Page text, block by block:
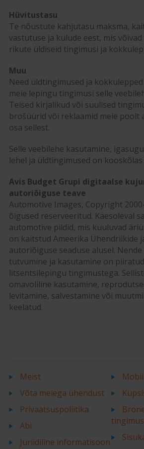
Hüvitustasu
Te nõustute kahjutasu maksma,
vastutuse ja kulude eest, mis
rikute üldiseid tingimusi ja
Muu
Need üldtingimused ja
meie lepingu tingimusi selle
Teised kirjalikud või suulised
brošüürid või reklaamid meie poolt
osa sellest.
Selle veebilehe kasutamine,
lehel ja üldtingimused on kooskõlas
Avis Budget Grupi digitaalse
autoriõiguse teave
Automotive Images, Copyright
õigused reserveeritud. Käesoleval
automotive pildid, mis kuuluvad
on kaitstud Ameerika Ühendriikide
autoriõiguse seaduse alusel.
tutvumine ja kasutamine on
litsentsilepingu tingimustega.
omavoliline kasutamine,
levitamine, salvestamine või
keelatud.
Meist
Võta meiega ühendust
Privaatsuspoliitika
Abi
Juriidiline informatisoon